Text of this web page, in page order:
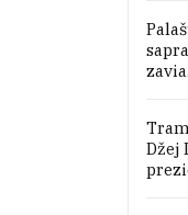
Džej